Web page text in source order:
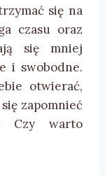
się na
czasu oraz
się mniej
i swobodne.
otwierać,
zapomnieć
Czy warto